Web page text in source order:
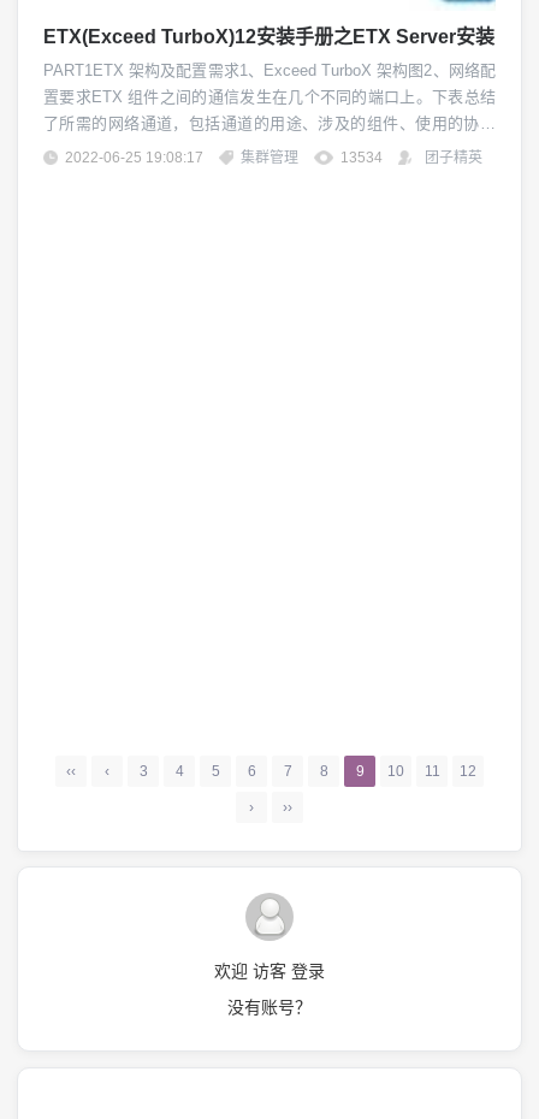
ETX(Exceed TurboX)12安装手册之ETX Server安装
PART1ETX 架构及配置需求1、Exceed TurboX 架构图2、网络配
置要求ETX 组件之间的通信发生在几个不同的端口上。下表总结
了所需的网络通道，包括通道的用途、涉及的组件、使用的协议
以及通道是否安全。3、系统配置要求3.1 官方提供的每个 ETX 组
2022-06-25 19:08:17 集群管理 13534 团子精英
‹‹ ‹ 3 4 5 6 7 8 9 10 11 12
› ››
欢迎 访客 登录
没有账号？